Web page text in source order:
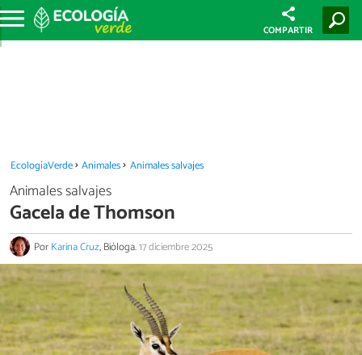
COMPARTIR
EcologíaVerde Animales Animales salvajes
Animales salvajes
Gacela de Thomson
PorKarina Cruz, Bióloga.17 diciembre 2025